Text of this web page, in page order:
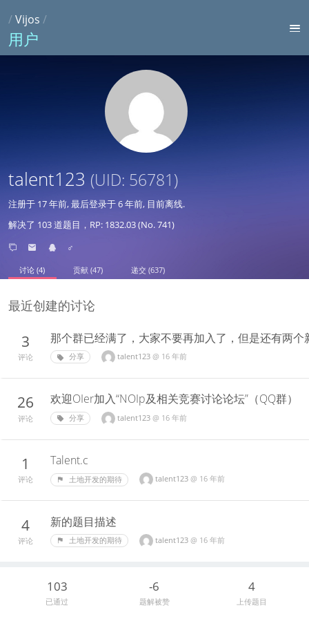
/Vijos /
用户
talent123 (UID: 56781)
注册于 17 年前, 最后登录于6 年前, 目前离线.
解决了 103 道题目，RP: 1832.03 (No. 741)
♂
讨论 (4) 贡献 (47) 递交 (637)
最近创建的讨论
3
评论
那个群已经满了，大家不要再加入了，但是还有两
分享 talent123 @ 16 年前
26
评论
欢迎OIer加入“NOIp及相关竞赛讨论论坛”（QQ群）
分享 talent123 @ 16 年前
1
评论
Talent.c
土地开发的期待 talent123 @ 16 年前
4
评论
新的题目描述
土地开发的期待 talent123 @ 16 年前
103
已通过
-6
题解被赞
4
上传题目